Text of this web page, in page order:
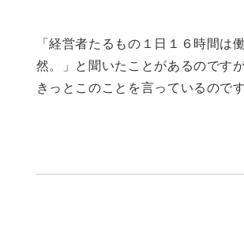
「経営者たるもの１日１６時間は
然。」と聞いたことがあるのですが
きっとこのことを言っているのです